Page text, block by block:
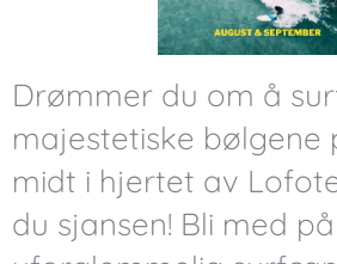
Drømmer du om å
majestetiske bølgene
midt i hjertet av
du sjansen! Bli med